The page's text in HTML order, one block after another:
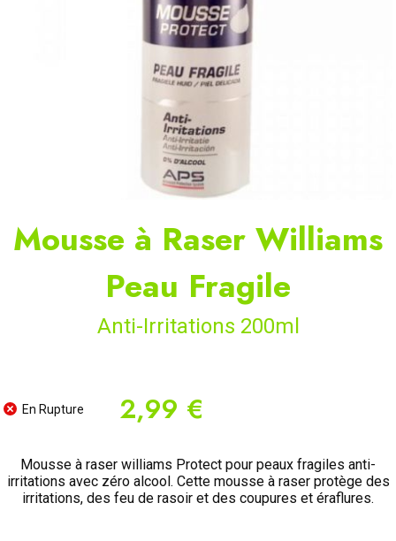
Mousse à Raser Williams
Peau Fragile
Anti-Irritations 200ml
En Rupture 2,99 €
Mousse à raser williams Protect pour peaux fragiles anti-
irritations avec zéro alcool. Cette mousse à raser protège des
irritations, des feu de rasoir et des coupures et éraflures.